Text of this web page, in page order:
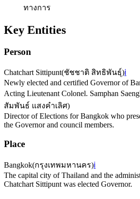
ทางการ
Key Entities
Person
Chatchart Sittipunt(ชัชชาติ สิทธิพันธุ์)ℹ️
Newly elected and certified Governor of
Acting Lieutenant Colonel. Samphan
สัมพันธ์ แสงคำเลิศ)
Director of Elections for Bangkok who
the Governor and council members.
Place
Bangkok(กรุงเทพมหานคร)ℹ️
The capital city of Thailand and the
Chatchart Sittipunt was elected Governor.